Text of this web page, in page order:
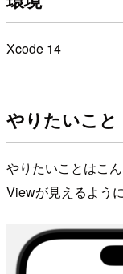
Xcode 14
やりたいこと
やりたいことはこ
Viewが見えるよう